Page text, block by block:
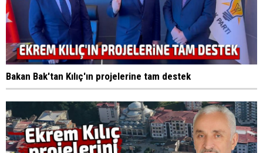
Bakan Bak'tan Kılıç'ın projelerine tam destek